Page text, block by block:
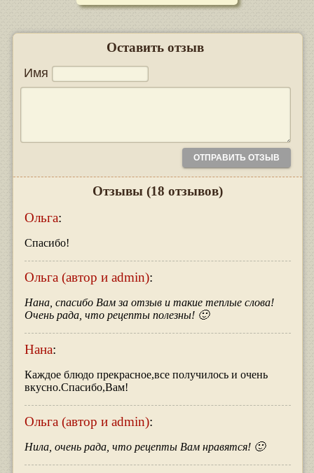
Оставить отзыв
Имя
Отзывы (18 отзывов)
Ольга:
Спасибо!
Ольга (автор и admin):
Нана, спасибо Вам за отзыв и такие теплые слова!
Очень рада, что рецепты полезны! 🙂
Нана:
Каждое блюдо прекрасное,все получилось и очень
вкусно.Спасибо,Вам!
Ольга (автор и admin):
Нила, очень рада, что рецепты Вам нравятся! 🙂